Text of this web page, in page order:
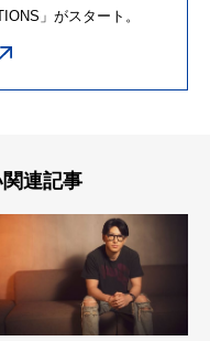
」がスタート。
連記事